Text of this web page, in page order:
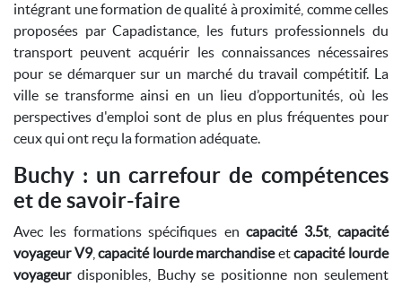
intégrant une formation de qualité à proximité, comme celles
proposées par Capadistance, les futurs professionnels du
transport peuvent acquérir les connaissances nécessaires
pour se démarquer sur un marché du travail compétitif. La
ville se transforme ainsi en un lieu d’opportunités, où les
perspectives d'emploi sont de plus en plus fréquentes pour
ceux qui ont reçu la formation adéquate.
Buchy : un carrefour de compétences
et de savoir-faire
Avec les formations spécifiques encapacité 3.5t,capacité
voyageur V9,capacité lourde marchandiseetcapacité lourde
voyageurdisponibles, Buchy se positionne non seulement